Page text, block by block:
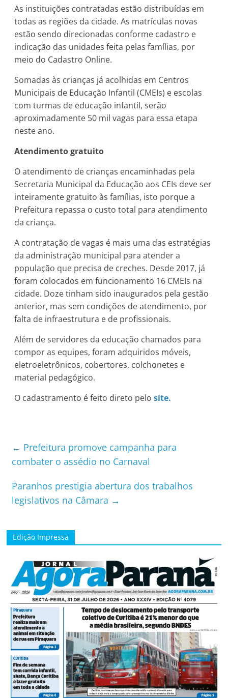
As instituições contratadas estão distribuídas em
todas as regiões da cidade. As matrículas novas
estão sendo direcionadas conforme cadastro e
indicação das unidades feita pelas famílias, por
meio do Cadastro Online.
Somadas às crianças já acolhidas em Centros
Municipais de Educação Infantil (CMEIs) e escolas
com turmas de educação infantil, serão
aproximadamente 50 mil vagas para essa etapa
neste ano.
Atendimento gratuito
O atendimento de crianças encaminhadas pela
Secretaria Municipal da Educação aos CEIs deve ser
inteiramente gratuito às famílias, isto porque a
Prefeitura repassa o custo total para atendimento
da criança.
A contratação de vagas é mais uma das estratégias
da administração municipal para atender a
população que precisa de creches. Desde 2017, já
foram colocados em funcionamento 16 CMEIs na
cidade. Doze tinham sido inaugurados pela gestão
anterior, mas sem condições de atendimento, por
falta de infraestrutura e de profissionais.
Além de servidores da educação chamados para
compor as equipes, foram adquiridos móveis,
eletroeletrônicos, cobertores, colchonetes e
material pedagógico.
O cadastramento é feito direto pelosite.
← Prefeitura promove campanha para
combater o assédio no Carnaval
Paranhos prestigia abertura dos trabalhos
legislativos na Câmara →
Edição Impressa